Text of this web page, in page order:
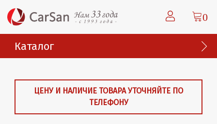
0
Каталог
ЦЕНУ И НАЛИЧИЕ ТОВАРА УТОЧНЯЙТЕ ПО
ТЕЛЕФОНУ